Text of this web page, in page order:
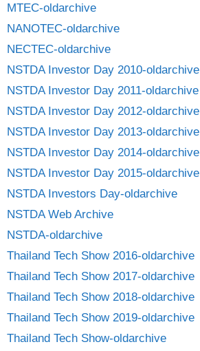
MTEC-oldarchive
NANOTEC-oldarchive
NECTEC-oldarchive
NSTDA Investor Day 2010-oldarchive
NSTDA Investor Day 2011-oldarchive
NSTDA Investor Day 2012-oldarchive
NSTDA Investor Day 2013-oldarchive
NSTDA Investor Day 2014-oldarchive
NSTDA Investor Day 2015-oldarchive
NSTDA Investors Day-oldarchive
NSTDA Web Archive
NSTDA-oldarchive
Thailand Tech Show 2016-oldarchive
Thailand Tech Show 2017-oldarchive
Thailand Tech Show 2018-oldarchive
Thailand Tech Show 2019-oldarchive
Thailand Tech Show-oldarchive